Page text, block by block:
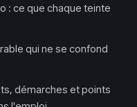
: ce que chaque teinte
qui ne se confond
démarches et points